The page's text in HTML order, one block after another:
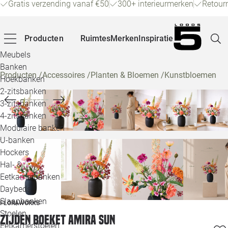
Gratis verzending vanaf €50 300+ interieurmerken
Producten
Meubels
Banken
Hoekbanken
2-zitsbanken
3-zitsbanken
4-zitsbanken
Modulaire banken
U-banken
Hockers
Hal- &
Eetkamerbanken
Daybeds
Slaapbanken
Stoelen
Eetkamerstoelen
RuimtesMerkenInspiratie
Producten/Accessoires /Planten & Bloemen /Kunstbloemen
FLORAWORKS
Zijden boeket Amira Sun